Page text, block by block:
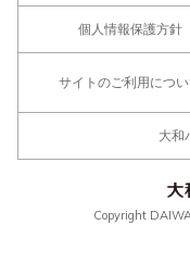
個人情報保護方針
サイトのご利用につ
大和
Copyright